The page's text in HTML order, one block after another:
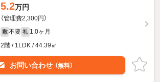
5.2万円
（管理費2,300円）
敷 不要 礼 1.0ヶ月
2階 / 1LDK / 44.39㎡
お問い合わせ （無料）